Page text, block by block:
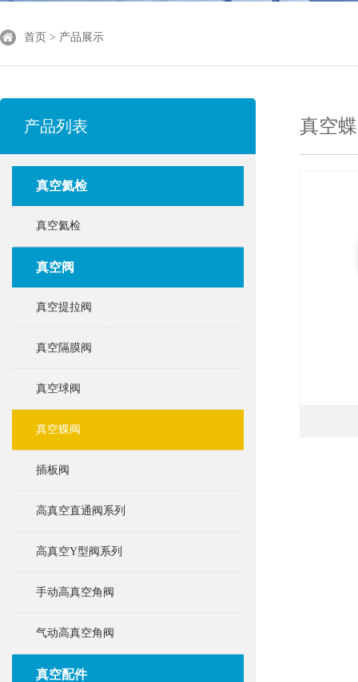
首页 > 产品展示
产品列表
真空氦检
真空氦检
真空阀
真空提拉阀
真空隔膜阀
真空球阀
真空蝶阀
插板阀
高真空直通阀系列
高真空Y型阀系列
手动高真空角阀
气动高真空角阀
真空配件
真空